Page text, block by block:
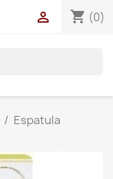
shopping_cart (0)

Espatula